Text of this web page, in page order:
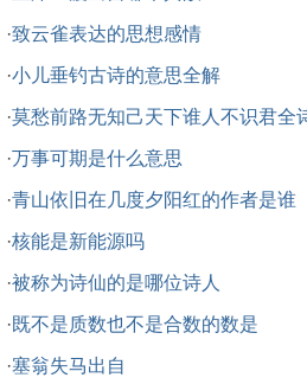
·致云雀表达的思想感情
·小儿垂钓古诗的意思全解
·莫愁前路无知己天下谁人不识君全
·万事可期是什么意思
·青山依旧在几度夕阳红的作者是谁
·核能是新能源吗
·被称为诗仙的是哪位诗人
·既不是质数也不是合数的数是
·塞翁失马出自